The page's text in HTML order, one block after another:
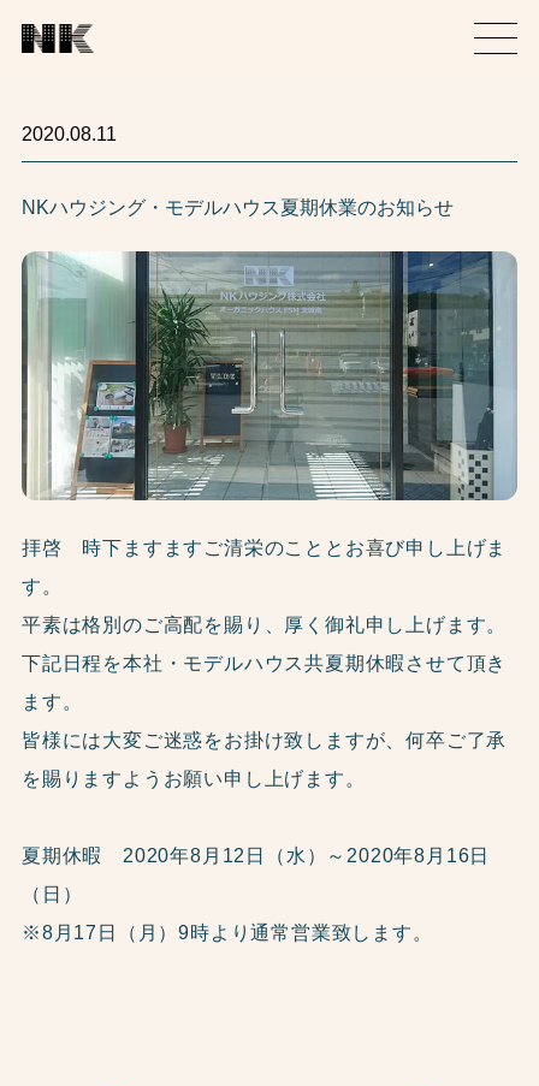
2020.08.11
NKハウジング・モデルハウス夏期休業のお知らせ
拝啓 時下ますますご清栄のこととお喜び申し上げま
す。
平素は格別のご高配を賜り、厚く御礼申し上げます。
下記日程を本社・モデルハウス共夏期休暇させて頂き
ます。
皆様には大変ご迷惑をお掛け致しますが、何卒ご了承
を賜りますようお願い申し上げます。
夏期休暇 2020年8月12日（水）～2020年8月16日
（日）
※8月17日（月）9時より通常営業致します。